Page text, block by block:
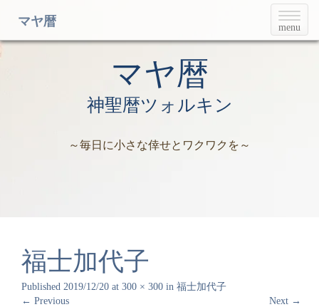
T
o
g
menu
マヤ暦
マヤ暦
神聖暦ツォルキン
～毎日に小さな倖せとワクワクを～
福士加代子
Published 2019/12/20 at 300 × 300 in 福士加代子
← Previous Next →